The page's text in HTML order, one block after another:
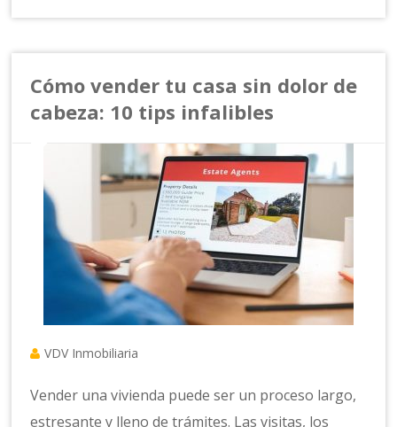
Cómo vender tu casa sin dolor de
cabeza: 10 tips infalibles
VDV Inmobiliaria
Vender una vivienda puede ser un proceso largo,
estresante y lleno de trámites. Las visitas, los